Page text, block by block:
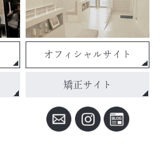
オフィシャルサイト
矯正サイト